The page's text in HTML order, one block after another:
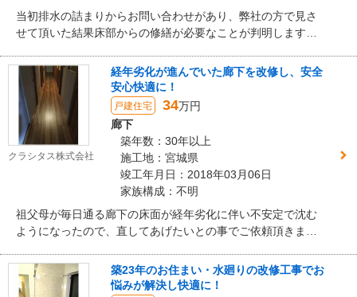
当初排水の詰まりからお問い合わせがあり、弊社の方で見さ
せて頂いた結果床部からの修繕が必要なことが判明します。
をご依頼頂きました。解体に合わせて配管（給湯・給水・排
水）を新しいものに交換し、壁・床に断熱材を入れ床を補
強。限られたスペース内に収まるよう、特注のシステムキッ
チンをご提案致しました。
クラシタス株式会社
経年劣化が進んでいた廊下を改修し、安全
安心快適に！
戸建住宅 34万円
廊下
築年数：30年以上
施工地：宮城県
竣工年月日：2018年03月06日
家族構成：不明
祖父母が毎日通る廊下の床面が経年劣化に伴い不安定で沈む
ようになったので、直してあげたいとの事でご依頼頂きまし
からも長く快適に暮らせるように下地に合板を入れ強度を高
めるご提案をさせて頂きました。また、床下からの寒さ対策
築23年のお住まい・水廻りの改修工事でお
悩みが解決し快適に！